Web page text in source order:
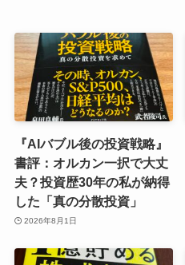
『AIバブル後の投資戦略』
書評：オルカン一択で大丈
夫？投資歴30年の私が納得
した「真の分散投資」
2026年8月1日